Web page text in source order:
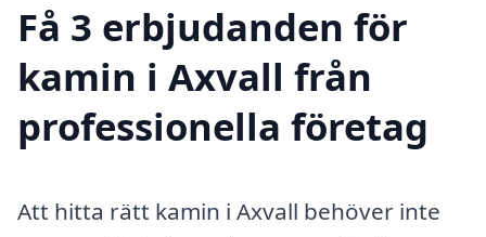
Få 3 erbjudanden för
kamin i Axvall från
professionella företag
Att hitta rätt kamin i Axvall behöver inte